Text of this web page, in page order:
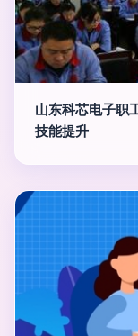
山东科芯电子职
技能提升